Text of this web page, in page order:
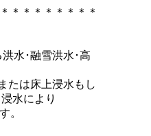
＊＊＊＊＊＊＊＊
水･融雪洪水･高
たは床上浸水もし
水により
。